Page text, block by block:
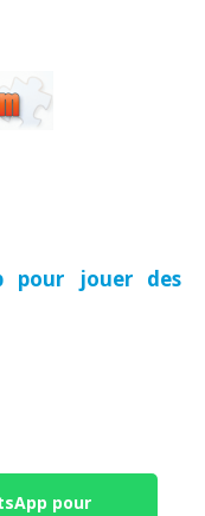
pour jouer des
pour